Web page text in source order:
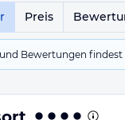
Preis
Bewertungen findest